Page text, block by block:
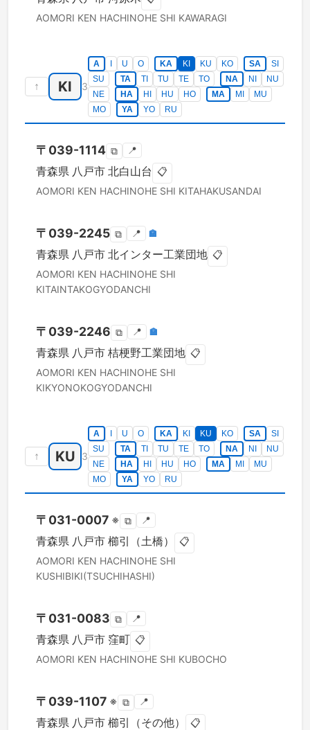
AOMORI KEN HACHINOHE SHI KAWARAGI
↑ KI 3
A U O KA KI KU KO SA
SI
SU
TA TI TU TE TO NA NI
NU
NE
HA HI HU HO MA MI
MU
MO
YA YO RU
〒 039-1114 ⧉ 📍
青森県 八戸市 北白山台 📋
AOMORI KEN HACHINOHE SHI KITAHAKUSANDAI
〒 039-2245 ⧉ 📍 🏣
青森県 八戸市 北インター工業団地 📋
AOMORI KEN HACHINOHE SHI
KITAINTAKOGYODANCHI
〒 039-2246 ⧉ 📍 🏣
青森県 八戸市 桔梗野工業団地 📋
AOMORI KEN HACHINOHE SHI
KIKYONOKOGYODANCHI
↑ KU 3
A U O KA KI KU KO SA
SI
SU
TA TI TU TE TO NA NI
NU
NE
HA HI HU HO MA MI
MU
MO
YA YO RU
〒 031-0007 ※ ⧉ 📍
青森県 八戸市 櫛引（土橋） 📋
AOMORI KEN HACHINOHE SHI
KUSHIBIKI(TSUCHIHASHI)
〒 031-0083 ⧉ 📍
青森県 八戸市 窪町 📋
AOMORI KEN HACHINOHE SHI KUBOCHO
〒 039-1107 ※ ⧉ 📍
青森県 八戸市 櫛引（その他） 📋